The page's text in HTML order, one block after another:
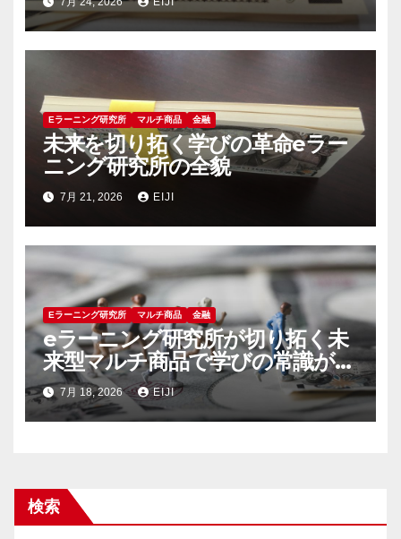
Eラーニング研究所 マルチ商品 金融
未来を切り拓く学びの革命eラー
ニング研究所の全貌
7月 21, 2026 EIJI
Eラーニング研究所 マルチ商品 金融
eラーニング研究所が切り拓く未
来型マルチ商品で学びの常識が変
わる
7月 18, 2026 EIJI
検索